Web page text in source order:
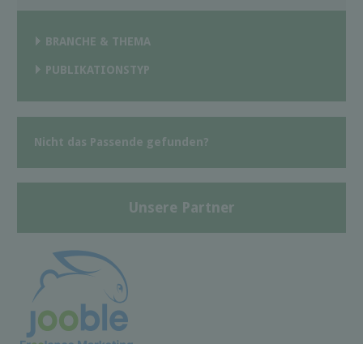
BRANCHE & THEMA
PUBLIKATIONSTYP
Nicht das Passende gefunden?
Unsere Partner